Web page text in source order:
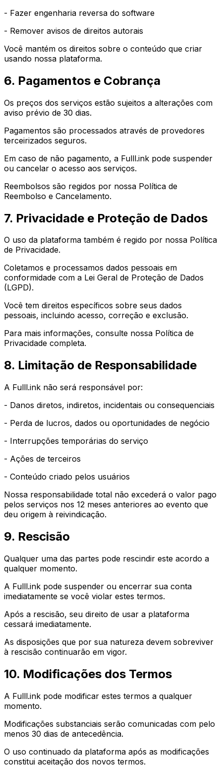
- Fazer engenharia reversa do software
- Remover avisos de direitos autorais
Você mantém os direitos sobre o conteúdo que criar
usando nossa plataforma.
6. Pagamentos e Cobrança
Os preços dos serviços estão sujeitos a alterações com
aviso prévio de 30 dias.
Pagamentos são processados através de provedores
terceirizados seguros.
Em caso de não pagamento, a Fulll.ink pode suspender
ou cancelar o acesso aos serviços.
Reembolsos são regidos por nossa Política de
Reembolso e Cancelamento.
7. Privacidade e Proteção de Dados
O uso da plataforma também é regido por nossa Política
de Privacidade.
Coletamos e processamos dados pessoais em
conformidade com a Lei Geral de Proteção de Dados
(LGPD).
Você tem direitos específicos sobre seus dados
pessoais, incluindo acesso, correção e exclusão.
Para mais informações, consulte nossa Política de
Privacidade completa.
8. Limitação de Responsabilidade
A Fulll.ink não será responsável por:
- Danos diretos, indiretos, incidentais ou consequenciais
- Perda de lucros, dados ou oportunidades de negócio
- Interrupções temporárias do serviço
- Ações de terceiros
- Conteúdo criado pelos usuários
Nossa responsabilidade total não excederá o valor pago
pelos serviços nos 12 meses anteriores ao evento que
deu origem à reivindicação.
9. Rescisão
Qualquer uma das partes pode rescindir este acordo a
qualquer momento.
A Fulll.ink pode suspender ou encerrar sua conta
imediatamente se você violar estes termos.
Após a rescisão, seu direito de usar a plataforma
cessará imediatamente.
As disposições que por sua natureza devem sobreviver
à rescisão continuarão em vigor.
10. Modificações dos Termos
A Fulll.ink pode modificar estes termos a qualquer
momento.
Modificações substanciais serão comunicadas com pelo
menos 30 dias de antecedência.
O uso continuado da plataforma após as modificações
constitui aceitação dos novos termos.